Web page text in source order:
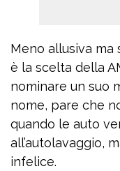
Meno allusiva
è la scelta della
nominare un suo
nome, pare che
quando le auto
all’autolavaggio,
infelice.